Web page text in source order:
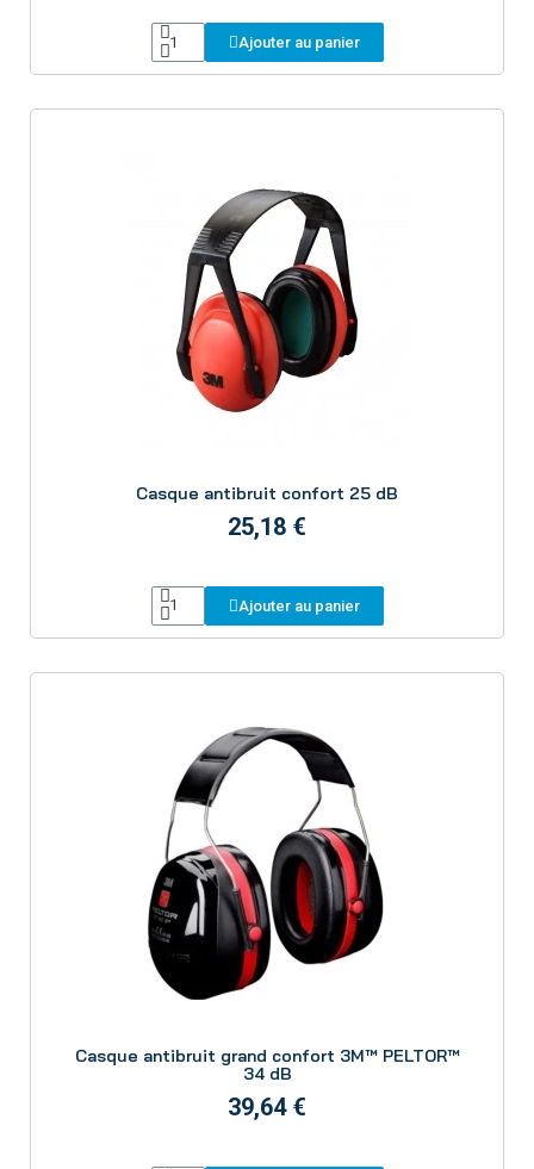
Ajouter au panier
Casque antibruit confort 25 dB
25,18 €
Ajouter au panier
Casque antibruit grand confort 3M™ PELTOR™
34 dB
39,64 €